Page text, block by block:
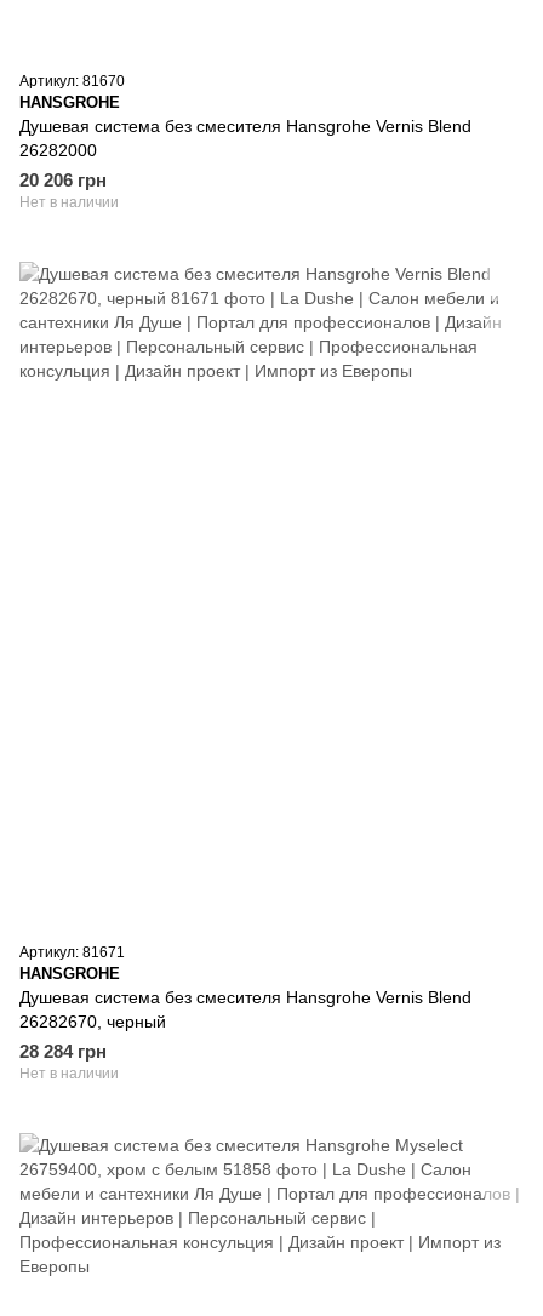
Артикул: 81670
HANSGROHE
Душевая система без смесителя Hansgrohe Vernis Blend
26282000
20 206 грн
Нет в наличии
Артикул: 81671
HANSGROHE
Душевая система без смесителя Hansgrohe Vernis Blend
26282670, черный
28 284 грн
Нет в наличии